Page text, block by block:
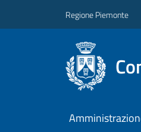
Regione Piemonte